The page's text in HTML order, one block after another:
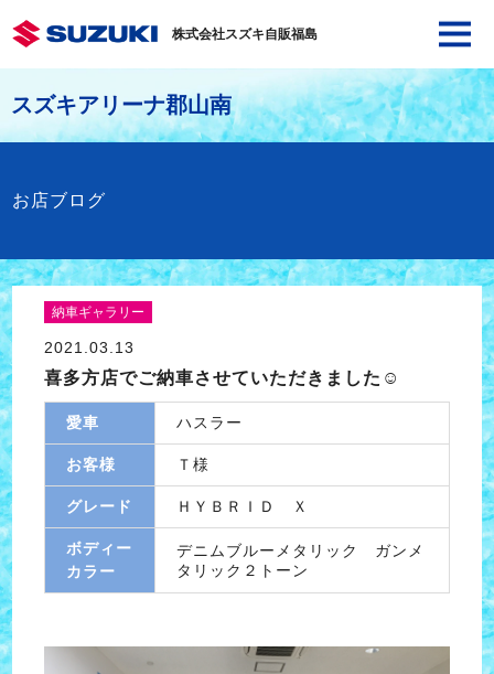
株式会社スズキ自販福島
スズキアリーナ郡山南
お店ブログ
納車ギャラリー
2021.03.13
喜多方店でご納車させていただきました☺
愛車 ハスラー
お客様 Ｔ様
グレード ＨＹＢＲＩＤ Ｘ
ボディー
カラー
デニムブルーメタリック ガンメ
タリック２トーン